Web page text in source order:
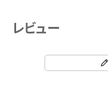
レビュー